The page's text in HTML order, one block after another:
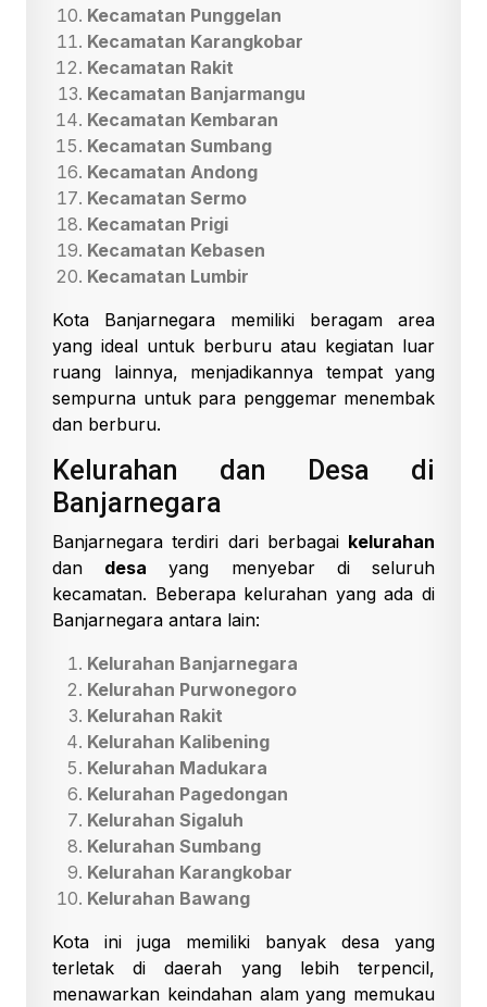
Kecamatan Punggelan
Kecamatan Karangkobar
Kecamatan Rakit
Kecamatan Banjarmangu
Kecamatan Kembaran
Kecamatan Sumbang
Kecamatan Andong
Kecamatan Sermo
Kecamatan Prigi
Kecamatan Kebasen
Kecamatan Lumbir
Kota Banjarnegara memiliki beragam area
yang ideal untuk berburu atau kegiatan luar
ruang lainnya, menjadikannya tempat yang
sempurna untuk para penggemar menembak
dan berburu.
Kelurahan dan Desa di
Banjarnegara
Banjarnegara terdiri dari berbagai kelurahan
dan desa yang menyebar di seluruh
kecamatan. Beberapa kelurahan yang ada di
Banjarnegara antara lain:
Kelurahan Banjarnegara
Kelurahan Purwonegoro
Kelurahan Rakit
Kelurahan Kalibening
Kelurahan Madukara
Kelurahan Pagedongan
Kelurahan Sigaluh
Kelurahan Sumbang
Kelurahan Karangkobar
Kelurahan Bawang
Kota ini juga memiliki banyak desa yang
terletak di daerah yang lebih terpencil,
menawarkan keindahan alam yang memukau